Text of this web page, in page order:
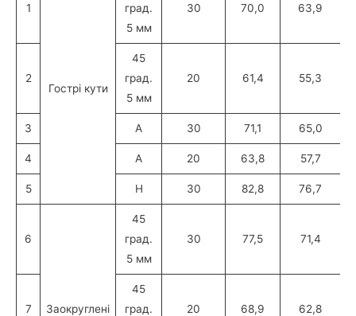
1
Гострі кути
град.
5 мм
30 70,0 63,9
2
45
град.
5 мм
20 61,4 55,3
3 А 30 71,1 65,0
4 А 20 63,8 57,7
5 H 30 82,8 76,7
6
Заокруглені
45
град.
5 мм
30 77,5 71,4
7
45
град.
20 68,9 62,8